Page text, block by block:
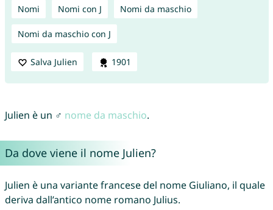
Nomi Nomi con J Nomi da maschio
Nomi da maschio con J
Salva Julien 1901
Julien è un ♂ nome da maschio.
Da dove viene il nome Julien?
Julien è una variante francese del nome Giuliano, il quale
deriva dall’antico nome romano Julius.